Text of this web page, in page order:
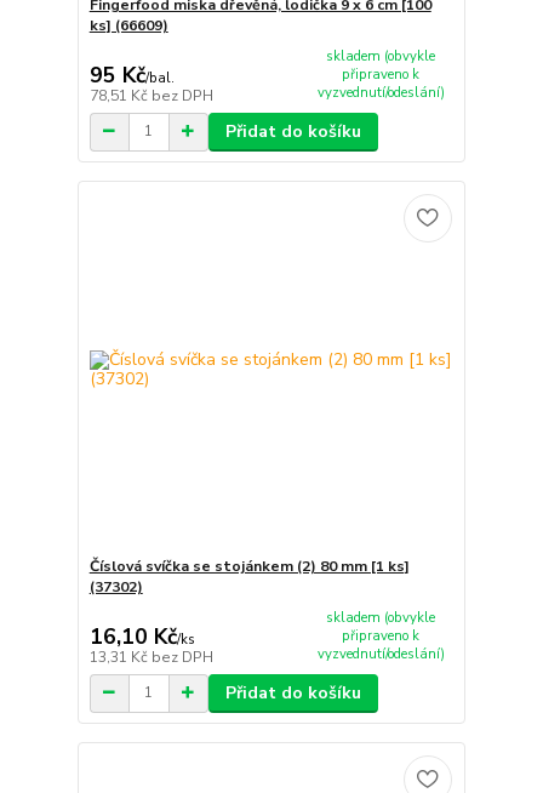
Fingerfood miska dřevěná, lodička 9 x 6 cm [100
ks] (66609)
95 Kč/bal.
78,51 Kč bez DPH
skladem (obvykle
připraveno k
vyzvednutí/odeslání)
Přidat do košíku
Číslová svíčka se stojánkem (2) 80 mm [1 ks]
(37302)
16,10 Kč/ks
13,31 Kč bez DPH
skladem (obvykle
připraveno k
vyzvednutí/odeslání)
Přidat do košíku